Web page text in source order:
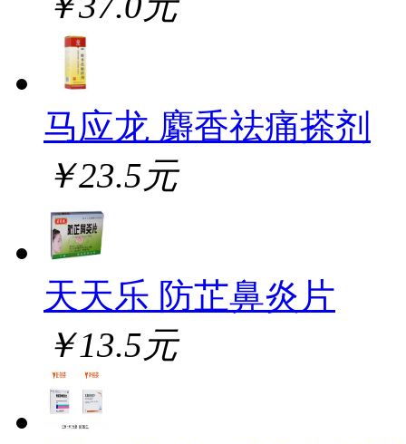
马应龙 麝香祛痛搽剂
￥23.5元
天天乐 防芷鼻炎片
￥13.5元